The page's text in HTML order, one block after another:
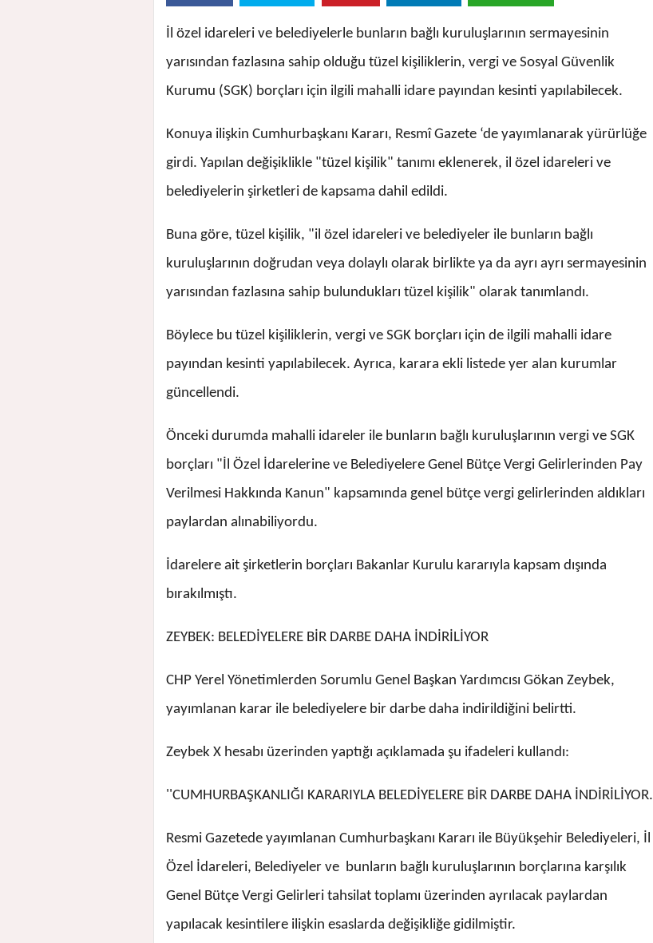
İl özel idareleri ve belediyelerle bunların bağlı kuruluşlarının sermayesinin
yarısından fazlasına sahip olduğu tüzel kişiliklerin, vergi ve Sosyal Güvenlik
Kurumu (SGK) borçları için ilgili mahalli idare payından kesinti yapılabilecek.
Konuya ilişkin Cumhurbaşkanı Kararı, Resmî Gazete ‘de yayımlanarak yürürlüğe
girdi. Yapılan değişiklikle "tüzel kişilik" tanımı eklenerek, il özel idareleri ve
belediyelerin şirketleri de kapsama dahil edildi.
Buna göre, tüzel kişilik, "il özel idareleri ve belediyeler ile bunların bağlı
kuruluşlarının doğrudan veya dolaylı olarak birlikte ya da ayrı ayrı sermayesinin
yarısından fazlasına sahip bulundukları tüzel kişilik" olarak tanımlandı.
Böylece bu tüzel kişiliklerin, vergi ve SGK borçları için de ilgili mahalli idare
payından kesinti yapılabilecek. Ayrıca, karara ekli listede yer alan kurumlar
güncellendi.
Önceki durumda mahalli idareler ile bunların bağlı kuruluşlarının vergi ve SGK
borçları "İl Özel İdarelerine ve Belediyelere Genel Bütçe Vergi Gelirlerinden Pay
Verilmesi Hakkında Kanun" kapsamında genel bütçe vergi gelirlerinden aldıkları
paylardan alınabiliyordu.
İdarelere ait şirketlerin borçları Bakanlar Kurulu kararıyla kapsam dışında
bırakılmıştı.
ZEYBEK: BELEDİYELERE BİR DARBE DAHA İNDİRİLİYOR
CHP Yerel Yönetimlerden Sorumlu Genel Başkan Yardımcısı Gökan Zeybek,
yayımlanan karar ile belediyelere bir darbe daha indirildiğini belirtti.
Zeybek X hesabı üzerinden yaptığı açıklamada şu ifadeleri kullandı:
''CUMHURBAŞKANLIĞI KARARIYLA BELEDİYELERE BİR DARBE DAHA İNDİRİLİYOR.
Resmi Gazetede yayımlanan Cumhurbaşkanı Kararı ile Büyükşehir Belediyeleri, İl
Özel İdareleri, Belediyeler ve bunların bağlı kuruluşlarının borçlarına karşılık
Genel Bütçe Vergi Gelirleri tahsilat toplamı üzerinden ayrılacak paylardan
yapılacak kesintilere ilişkin esaslarda değişikliğe gidilmiştir.